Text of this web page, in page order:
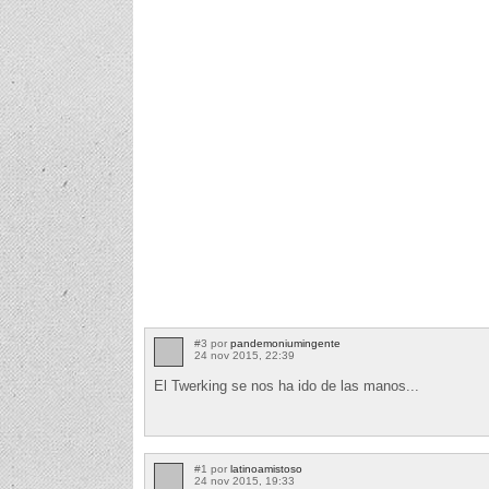
#3 por pandemoniumingente
24 nov 2015, 22:39
El Twerking se nos ha ido de las manos...
#1 por latinoamistoso
24 nov 2015, 19:33